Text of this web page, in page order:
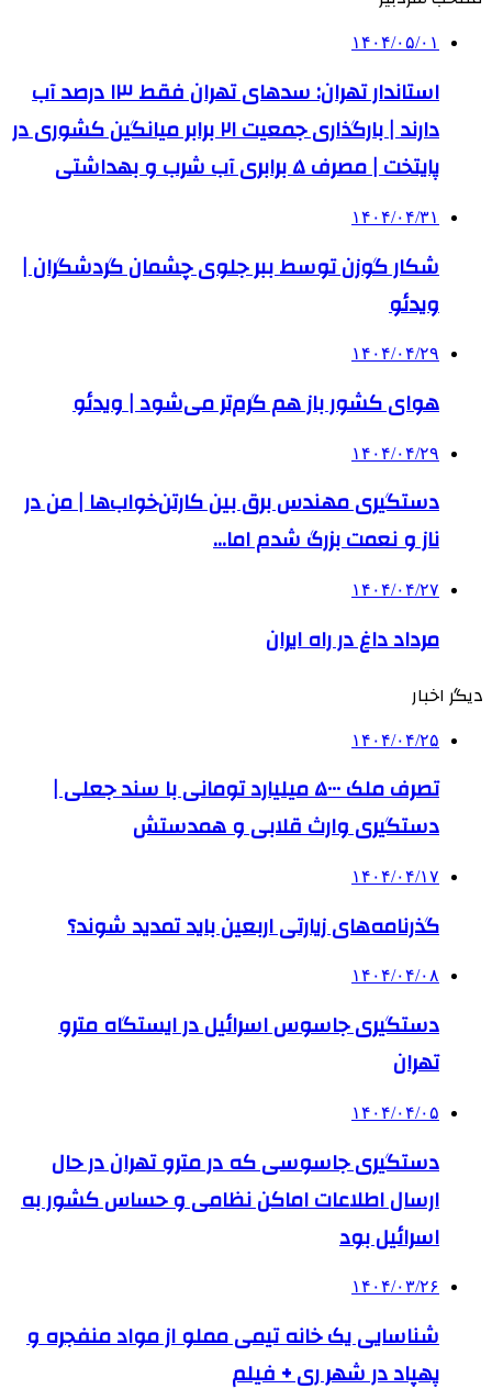
۱۴۰۴/۰۵/۰۱
استاندار تهران: سدهای تهران فقط ۱۳ درصد آب
دارند | بارگذاری جمعیت ۲۱ برابر میانگین کشوری در
پایتخت | مصرف ۵ برابری آب شرب و بهداشتی
۱۴۰۴/۰۴/۳۱
شکار گوزن توسط ببر جلوی چشمان گردشگران |
ویدئو
۱۴۰۴/۰۴/۲۹
هوای کشور باز هم گرم‌تر می‌شود | ویدئو
۱۴۰۴/۰۴/۲۹
دستگیری مهندس برق بین کارتن‌خواب‌ها | من در
ناز و نعمت بزرگ شدم اما…
۱۴۰۴/۰۴/۲۷
مرداد داغ در راه ایران
دیگر اخبار
۱۴۰۴/۰۴/۲۵
تصرف ملک ۵۰۰۰ میلیارد تومانی با سند جعلی |
دستگیری وارث قلابی و همدستش
۱۴۰۴/۰۴/۱۷
گذرنامه‌های زیارتی اربعین باید تمدید شوند؟
۱۴۰۴/۰۴/۰۸
دستگیری جاسوس اسرائیل در ایستگاه مترو
تهران
۱۴۰۴/۰۴/۰۵
دستگیری جاسوسی که در مترو تهران در حال
ارسال اطلاعات اماکن نظامی و حساس کشور به
اسرائیل بود
۱۴۰۴/۰۳/۲۶
شناسایی یک خانه تیمی مملو از مواد منفجره و
پهپاد در شهر ری + فیلم